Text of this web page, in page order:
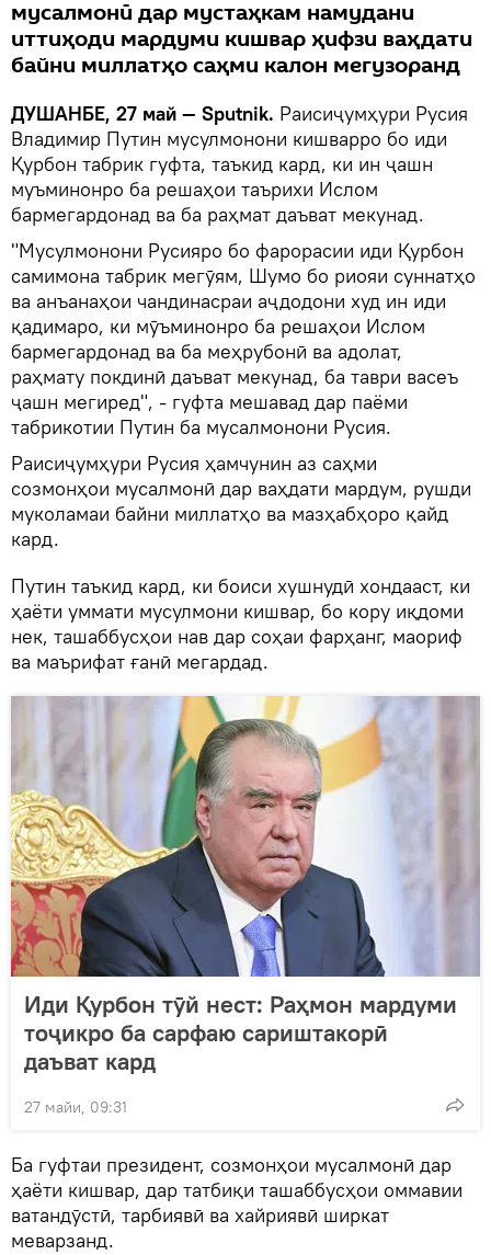
мусалмонӣ дар мустаҳкам намудани
иттиҳоди мардуми кишвар ҳифзи ваҳдати
байни миллатҳо саҳми калон мегузоранд
ДУШАНБЕ, 27 май — Sputnik. Раисиҷумҳури Русия
Владимир Путин мусулмонони кишварро бо иди
Қурбон табрик гуфта, таъкид кард, ки ин ҷашн
муъминонро ба решаҳои таърихи Ислом
бармегардонад ва ба раҳмат даъват мекунад.
"Мусулмонони Русияро бо фарорасии иди Қурбон
самимона табрик мегӯям, Шумо бо риояи суннатҳо
ва анъанаҳои чандинасраи аҷдодони худ ин иди
қадимаро, ки мӯъминонро ба решаҳои Ислом
бармегардонад ва ба меҳрубонӣ ва адолат,
раҳмату покдинӣ даъват мекунад, ба таври васеъ
ҷашн мегиред", - гуфта мешавад дар паёми
табрикотии Путин ба мусалмонони Русия.
Раисиҷумҳури Русия ҳамчунин аз саҳми
созмонҳои мусалмонӣ дар ваҳдати мардум, рушди
муколамаи байни миллатҳо ва мазҳабҳоро қайд
кард.
Путин таъкид кард, ки боиси хушнудӣ хондааст, ки
ҳаёти уммати мусулмони кишвар, бо кору иқдоми
нек, ташаббусҳои нав дар соҳаи фарҳанг, маориф
ва маърифат ғанӣ мегардад.
Иди Қурбон тӯй нест: Раҳмон мардуми
тоҷикро ба сарфаю сариштакорӣ
даъват кард
27 майи, 09:31
Ба гуфтаи президент, созмонҳои мусалмонӣ дар
ҳаёти кишвар, дар татбиқи ташаббусҳои оммавии
ватандӯстӣ, тарбиявӣ ва хайриявӣ ширкат
меварзанд.